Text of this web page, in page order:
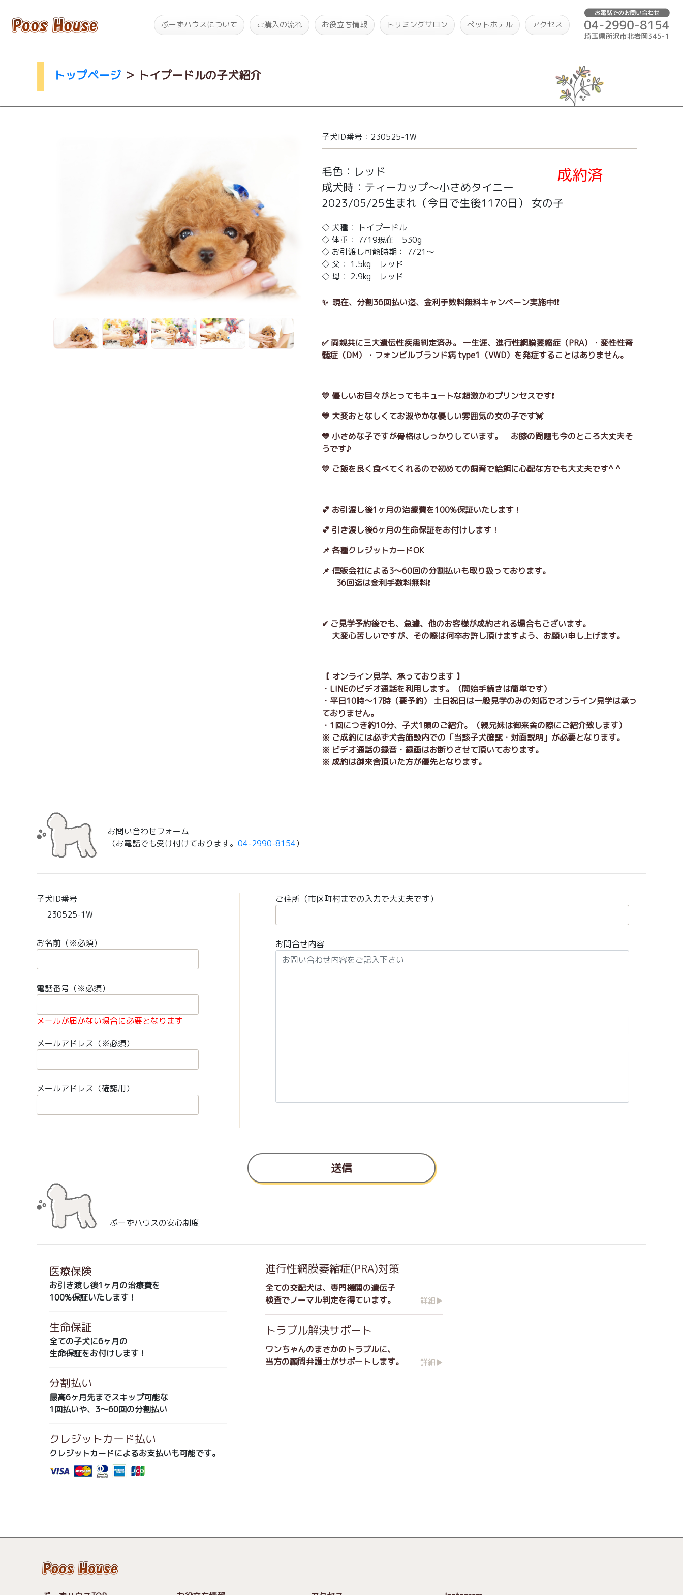
ぷーずハウスについて ご購入の流れ お役立ち情報 トリミングサロン ペットホテル アクセス
トップページ ＞ トイプードルの子犬紹介
子犬ID番号：230525-1W
毛色：レッド
成犬時：ティーカップ～小さめタイニー
成約済
2023/05/25生まれ （今日で生後1170日） 女の子
◇ 犬種： トイプードル
◇ 体重： 7/19現在 530g
◇ お引渡し可能時期： 7/21～
◇ 父： 1.5kg レッド
◇ 母： 2.9kg レッド
✨ 現在、分割36回払い迄、金利手数料無料キャンペーン実施中❗❗
✅ 両親共に三大遺伝性疾患判定済み。 一生涯、進行性網膜萎縮症（PRA）・変性性脊
髄症（DM）・フォンビルブランド病 type1（VWD）を発症することはありません。
💛 優しいお目々がとってもキュートな超激かわプリンセスです❗
💛 大変おとなしくてお淑やかな優しい雰囲気の女の子です💓
💛 小さめな子ですが骨格はしっかりしています。 お膝の問題も今のところ大丈夫そ
うです♪
💛 ご飯を良く食べてくれるので初めての飼育で給餌に心配な方でも大丈夫です^ ^
💕 お引渡し後1ヶ月の治療費を100%保証いたします！
💕 引き渡し後6ヶ月の生命保証をお付けします！
📌 各種クレジットカードOK
📌 信販会社による3～60回の分割払いも取り扱っております。
36回迄は金利手数料無料❗
✔ ご見学予約後でも、急遽、他のお客様が成約される場合もございます。
大変心苦しいですが、その際は何卒お許し頂けますよう、お願い申し上げます。
【 オンライン見学、承っております 】
・LINEのビデオ通話を利用します。（開始手続きは簡単です）
・平日10時～17時（要予約） 土日祝日は一般見学のみの対応でオンライン見学は承っ
ておりません。
・1回につき約10分、子犬1頭のご紹介。（親兄妹は御来舎の際にご紹介致します）
※ ご成約には必ず犬舎施設内での「当該子犬確認・対面説明」が必要となります。
※ ビデオ通話の録音・録画はお断りさせて頂いております。
※ 成約は御来舎頂いた方が優先となります。
お問い合わせフォーム
（お電話でも受け付けております。04-2990-8154）
子犬ID番号
230525-1W
お名前（※必須）
電話番号（※必須）
メールが届かない場合に必要となります
メールアドレス（※必須）
メールアドレス（確認用）
ご住所（市区町村までの入力で大丈夫です）
お問合せ内容
送信
ぷーずハウスの安心制度
医療保険
お引き渡し後1ヶ月の治療費を
100%保証いたします！
生命保証
全ての子犬に6ヶ月の
生命保証をお付けします！
分割払い
最高6ヶ月先までスキップ可能な
1回払いや、3～60回の分割払い
クレジットカード払い
クレジットカードによるお支払いも可能です。
進行性網膜萎縮症(PRA)対策
全ての交配犬は、専門機関の遺伝子
検査でノーマル判定を得ています。
詳細▶
トラブル解決サポート
ワンちゃんのまさかのトラブルに、
当方の顧問弁護士がサポートします。 詳細▶